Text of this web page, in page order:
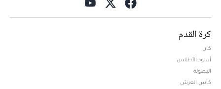
كرة القدم
كان
أسود الأطلس
البطولة
كأس العرش